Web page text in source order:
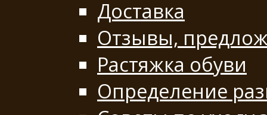
Доставка
Отзывы,
Растяжка обуви
Определение